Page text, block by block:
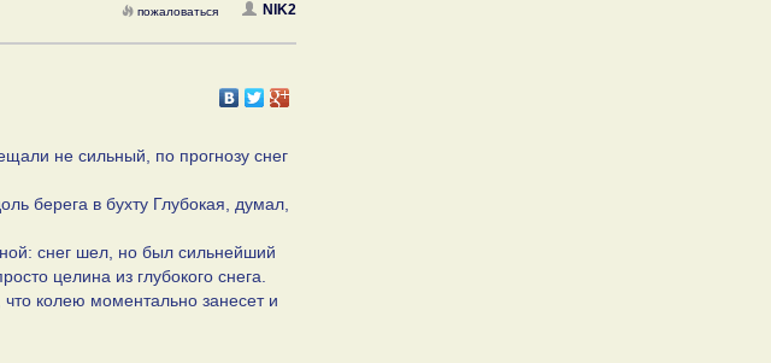
NIK2
пожаловаться
не сильный, по прогнозу снег
берега в бухту Глубокая, думал,
снег шел, но был сильнейший
целина из глубокого снега.
колею моментально занесет и